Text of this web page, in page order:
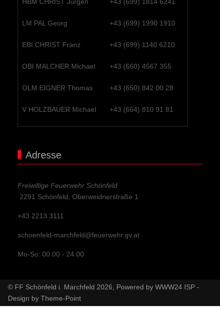
LM PAL Georg +43 (699) 1990 1910
EBI CHRIST Franz +43 (699) 1140 6210
OBI MALCHER Michael +43 (660) 4567 355
OLM EIGNER Thomas +43 (650) 842 00 28
V HOLZBAUER Michael +43 (664) 810 91 81
Adresse
Freiwillige Feuerwehr Schönfeld
2291 Schönfeld, Oberweidnerstraße 1
+43 2213 3111
schoenfeld-marchfeld@feuerwehr.gv.at
Mo-So: 00.00 - 24.00
© FF Schönfeld i. Marchfeld 2026, Powered byWWW24 ISP -
Design byTheme-Point